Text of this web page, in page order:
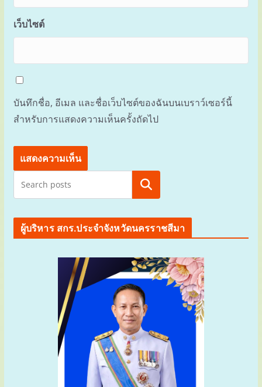
เว็บไซต์
บันทึกชื่อ, อีเมล และชื่อเว็บไซต์ของฉันบนเบราว์เซอร์นี้
สำหรับการแสดงความเห็นครั้งถัดไป
ค้นหา
ผู้บริหาร สกร.ประจำจังหวัดนครราชสีมา